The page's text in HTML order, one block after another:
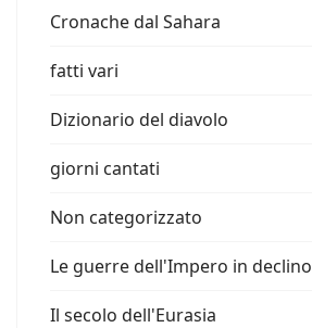
Cronache dal Sahara
fatti vari
Dizionario del diavolo
giorni cantati
Non categorizzato
Le guerre dell'Impero in declino
Il secolo dell'Eurasia